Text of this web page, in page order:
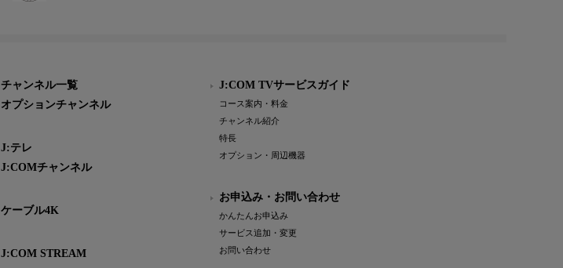
チャンネル一覧
オプションチャンネル
J:テレ
J:COMチャンネル
ケーブル4K
J:COM STREAM
J:COM TVサービスガイド
コース案内・料金
チャンネル紹介
特長
オプション・周辺機器
お申込み・お問い合わせ
かんたんお申込み
サービス追加・変更
お問い合わせ